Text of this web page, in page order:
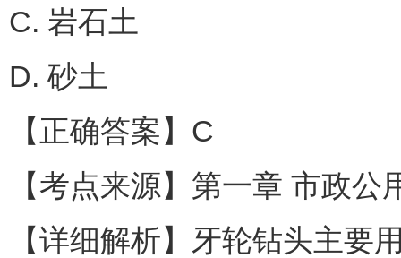
C. 岩石土
D. 砂土
【正确答案】C
【考点来源】第一章 市政
【详细解析】牙轮钻头主要